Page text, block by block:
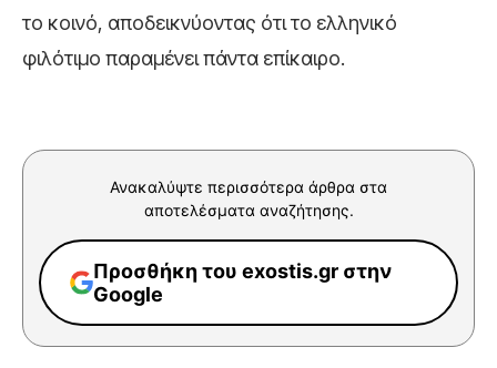
το κοινό, αποδεικνύοντας ότι το ελληνικό
φιλότιμο παραμένει πάντα επίκαιρο.
Ανακαλύψτε περισσότερα άρθρα στα
αποτελέσματα αναζήτησης.
Προσθήκη του exostis.gr στην
Google